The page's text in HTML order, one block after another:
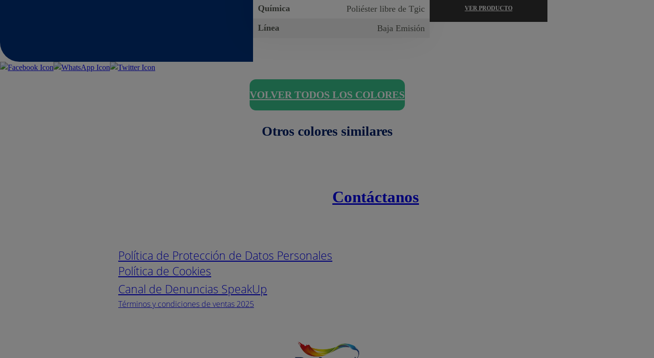
Química
Poliéster libre de Tgic
Línea
Baja Emisión
VER PRODUCTO
VOLVER TODOS LOS COLORES
Otros colores similares
Política de Protección de Datos Personales
Política de Cookies
Canal de Denuncias SpeakUp
Términos y condiciones de ventas 2025
Contáctanos